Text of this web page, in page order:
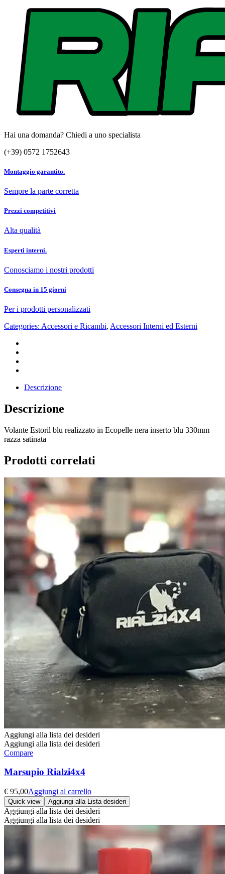
Hai una domanda? Chiedi a uno specialista
(+39) 0572 1752643
Montaggio garantito.
Sempre la parte corretta
Prezzi competitivi
Alta qualità
Esperti interni.
Conosciamo i nostri prodotti
Consegna in 15 giorni
Per i prodotti personalizzati
Categories: Accessori e Ricambi, Accessori Interni ed Esterni
Descrizione
Descrizione
Volante Estoril blu realizzato in Ecopelle nera inserto blu 330mm
razza satinata
Prodotti correlati
Aggiungi alla lista dei desideri
Aggiungi alla lista dei desideri
Compare
Marsupio Rialzi4x4
€ 95,00Aggiungi al carrello
Quick view Aggiungi alla Lista desideri
Aggiungi alla lista dei desideri
Aggiungi alla lista dei desideri